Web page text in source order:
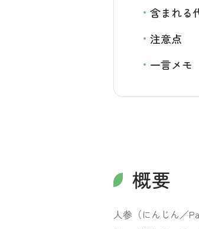
含まれる
注意点
一言メモ
概要
人参（にんじん／